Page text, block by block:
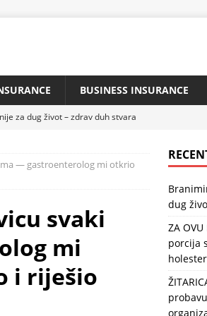
BUSINESS INSURANCE
za dug život – zdrav duh stvara
porcija sedmično zaštitiće
probavu i crijevnu floru, štiti srce,
starenje, a usto štiti srce i
— gastroenterolog mi otkrio
svaki
mi
i riješio
dug
ZA OVU
porcija